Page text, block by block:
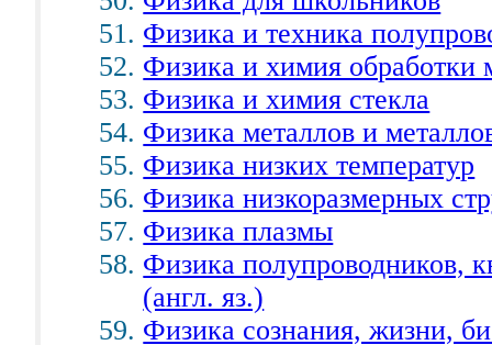
Физика и техника
Физика и химия обработки
Физика и химия стекла
Физика металлов и
Физика низких температур
Физика низкоразмерных
Физика плазмы
Физика полупроводников,
(англ. яз.)
Физика сознания, жизни,